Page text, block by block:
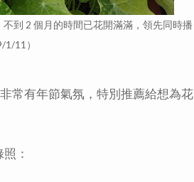
不到 2 個月的時間已花開滿滿，領先同時播
11）
常有年節氣氛，特別推薦給想為花
：